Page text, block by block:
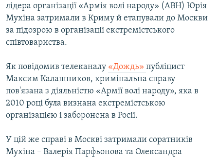
Усі сайти RFE/RL
лідера організації «Армія волі народу» (АВН) Юрія
Мухіна затримали в Криму й етапували до Москви
за підозрою в організації екстремістського
співтовариства.
Як повідомив телеканалу «Дождь» публіцист
Максим Калашников, кримінальна справу
пов'язана з діяльністю «Армії волі народу», яка в
2010 році була визнана екстремістською
організацією і заборонена в Росії.
У цій же справі в Москві затримали соратників
Мухіна – Валерія Парфьонова та Олександра